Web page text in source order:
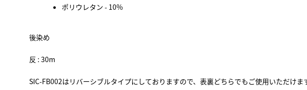
ポリウレタン - 10%
後染め
反 : 30m
SIC-FB002はリバーシブルタイプにしておりますので、表裏どちらでもご使用いただけま